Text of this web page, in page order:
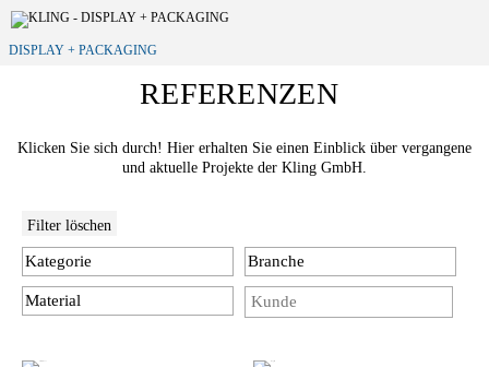
DISPLAY + PACKAGING
REFERENZEN
Klicken Sie sich durch! Hier erhalten Sie einen Einblick über vergangene
und aktuelle Projekte der Kling GmbH.
Filter löschen
Kategorie Branche
Material